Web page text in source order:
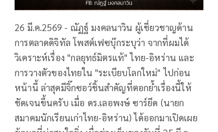
26 มี.ค.2569 - ณัฏฐ์ มงคลนาวิน ผู้เชี่ยวชาญด้าน
การตลาดดิจิทัล โพสต์เฟซบุ๊กระบุว่า จากที่ผมได้
วิเคราะห์เรื่อง "กลยุทธ์มิตรแท้" ไทย-อิหร่าน และ
การวางตัวของไทยใน "ระเบียบโลกใหม่" ไปก่อน
หน้านี้ ล่าสุดมีจิ๊กซอว์ชิ้นสำคัญที่ตอกย้ำเรื่องนี้ให้
ชัดเจนขึ้นครับ เมื่อ ดร.เลอพงษ์ ซาร์ยีด (นายก
สมาคมนักเรียนเก่าไทย-อิหร่าน) ได้ออกมาเปิดเผย